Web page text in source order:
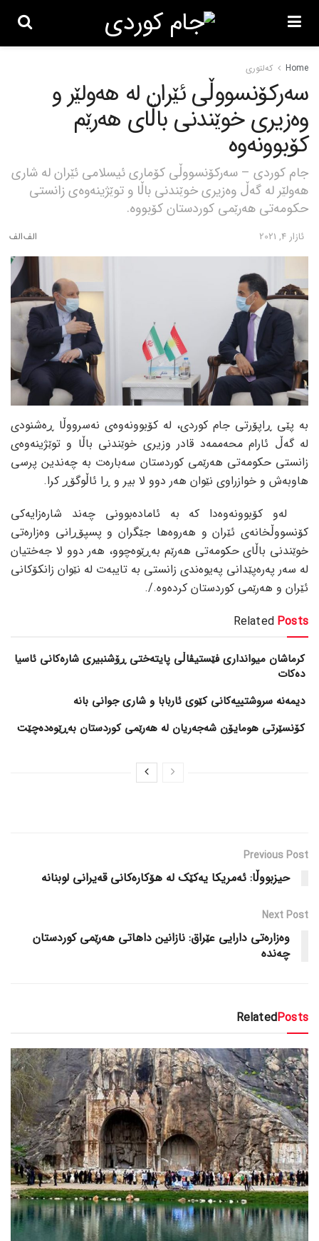
Home کەلتوری
سەرکۆنسووڵی ئێران لە هەولێر و
وەزیری خوێندنی باڵای هەرێم
کۆبوونەوە
جام کوردی – سەرکۆنسووڵی کۆماری ئیسلامی ئێران لە شاری
هەولێر لە گەڵ وەزیری خوێندنی باڵا و توێژینەوەی زانستی
حکومەتی هەرێمی کوردستان کۆبووە.
ئازار 4, 2021
بە پێی ڕاپۆرتی جام کوردی، لە کۆبوونەوەی نەسرووڵا ڕەشنودی
لە گەڵ ئارام محەممەد قادر وزیری خوێندنی باڵا و توێژینەوەی
زانستی حکومەتی هەرێمی کوردستان سەبارەت بە چەندین پرسی
هاوبەش و خوازراوی نێوان هەر دوو لا بیر و ڕا ئاڵوگۆڕ کرا.
لەو کۆبوونەوەدا کە بە ئامادەبوونی چەند شارەزایەکی
کۆنسووڵخانەی ئێران و هەروەها جێگران و پسپۆڕانی وەزارەتی
خوێندنی باڵای حکومەتی هەرێم بەڕێوەچوو، هەر دوو لا جەختیان
لە سەر پەرەپێدانی پەیوەندی زانستی بە تایبەت لە نێوان زانکۆکانی
ئێران و هەرێمی کوردستان کردەوە./.
Related Posts
کرماشان میوانداری فێستیڤاڵی پایتەختی ڕۆشنبیری شارەکانی ئاسیا
دەکات
کۆنسێرتی هومایۆن شەجەریان لە هەرێمی کوردستان بەڕێوەدەچێت
Previous Post
حیزبووڵا: ئەمریکا یەکێک لە هۆکارەکانی قەیرانی لوبنانە
Next Post
وەزارەتی دارایی عێراق: نازانین داهاتی هەرێمی کوردستان
چەندە
RelatedPosts